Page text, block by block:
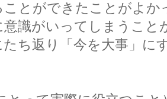
ことができたことがよか
意識がいってしまうこと
たち返り「今を大事」に